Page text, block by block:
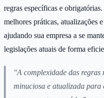
regras específicas e
melhores práticas, atualizações
ajudando sua empresa a se
legislações atuais de forma
"A complexidade das regras
minuciosa e atualizada para